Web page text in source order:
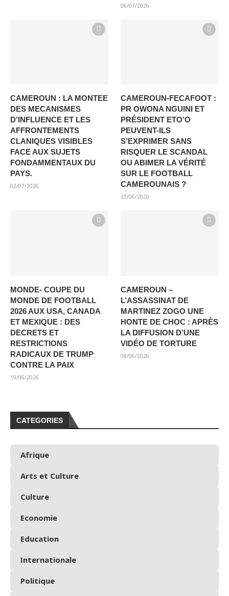
06/07/2026
CAMEROUN : LA MONTEE
DES MECANISMES
D’INFLUENCE ET LES
AFFRONTEMENTS
CLANIQUES VISIBLES
FACE AUX SUJETS
FONDAMMENTAUX DU
PAYS.
02/07/2026
CAMEROUN-FECAFOOT :
PR OWONA NGUINI ET
PRÉSIDENT ETO’O
PEUVENT-ILS
S’EXPRIMER SANS
RISQUER LE SCANDAL
OU ABIMER LA VÉRITÉ
SUR LE FOOTBALL
CAMEROUNAIS ?
25/06/2026
MONDE- COUPE DU
MONDE DE FOOTBALL
2026 AUX USA, CANADA
ET MEXIQUE : DES
DECRETS ET
RESTRICTIONS
RADICAUX DE TRUMP
CONTRE LA PAIX
19/06/2026
CAMEROUN –
L’ASSASSINAT DE
MARTINEZ ZOGO UNE
HONTE DE CHOC : APRÈS
LA DIFFUSION D’UNE
VIDÉO DE TORTURE
08/06/2026
CATEGORIES
Afrique
Arts et Culture
Culture
Economie
Education
Internationale
Politique